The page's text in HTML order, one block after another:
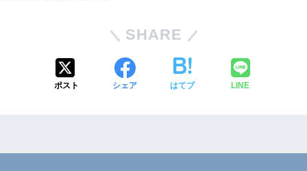
SHARE
ポスト シェア はてブ LINE